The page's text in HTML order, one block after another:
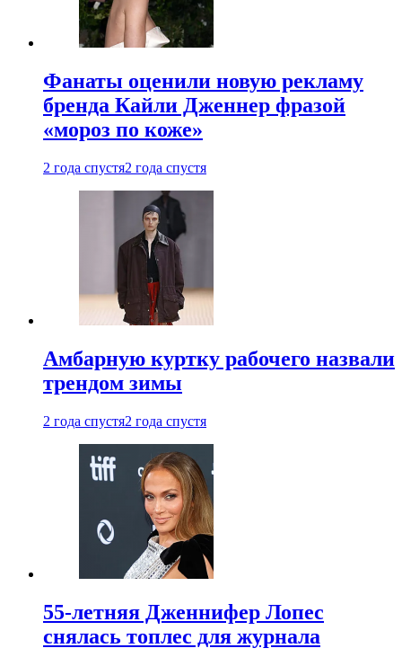
Фанаты оценили новую рекламу
бренда Кайли Дженнер фразой
«мороз по коже»
2 года спустя2 года спустя
Амбарную куртку рабочего назвали
трендом зимы
2 года спустя2 года спустя
55-летняя Дженнифер Лопес
снялась топлес для журнала